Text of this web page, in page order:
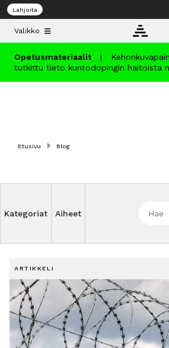
Lahjoita
Valikko
Opetusmateriaalit |
tutkittu tieto kuntodopingin haitoista
Etusivu Blog
Kategoriat Aiheet
ARTIKKELI